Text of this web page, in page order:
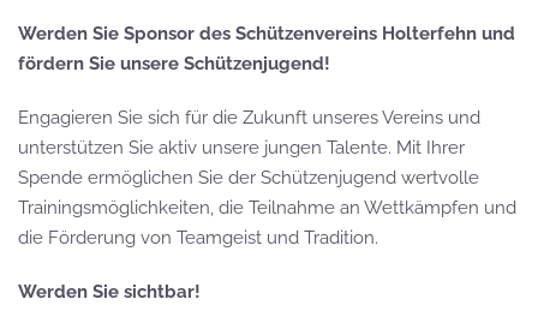
Werden Sie Sponsor des Schützenvereins Holterfehn und
fördern Sie unsere Schützenjugend!
Engagieren Sie sich für die Zukunft unseres Vereins und
unterstützen Sie aktiv unsere jungen Talente. Mit Ihrer
Spende ermöglichen Sie der Schützenjugend wertvolle
Trainingsmöglichkeiten, die Teilnahme an Wettkämpfen und
die Förderung von Teamgeist und Tradition.
Werden Sie sichtbar!